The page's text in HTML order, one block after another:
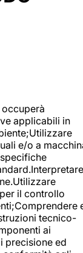
occuperà
applicabili in
e/o a
il controllo
tecnico-
ai
precisione ed